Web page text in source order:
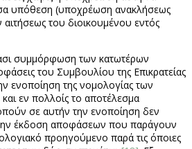
υπόθεση (υποχρέωση ανακλήσεως
του διοικουμένου εντός
συμμόρφωση των κατωτέρων
του Συμβουλίου της Επικρατείας
ενοποίηση της νομολογίας των
και εν πολλοίς το αποτέλεσμα
σε αυτήν την ενοποίηση δεν
έκδοση αποφάσεων που παράγουν
προηγούμενο παρά τις όποιες